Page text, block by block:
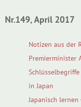
Nr.149, April 2017
Notizen aus der
Premierminister
in Japan
Japanisch